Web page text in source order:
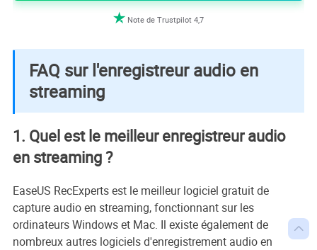

 Note de Trustpilot 4,7
FAQ sur l'enregistreur audio en
streaming
1. Quel est le meilleur enregistreur audio
en streaming ?
EaseUS RecExperts est le meilleur logiciel gratuit de
capture audio en streaming, fonctionnant sur les
ordinateurs Windows et Mac. Il existe également de
nombreux autres logiciels d'enregistrement audio en